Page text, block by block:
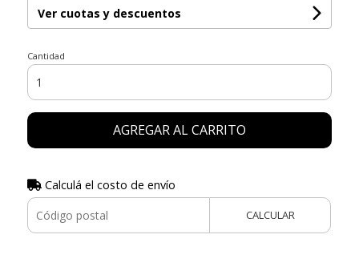
Ver cuotas y descuentos
Cantidad
AGREGAR AL CARRITO
Calculá el costo de envío
CALCULAR